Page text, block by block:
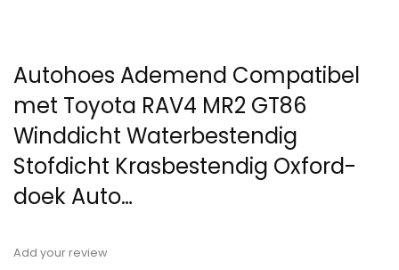
Autohoes Ademend Compatibel
met Toyota RAV4 MR2 GT86
Winddicht Waterbestendig
Stofdicht Krasbestendig Oxford-
doek Auto…
Add your review